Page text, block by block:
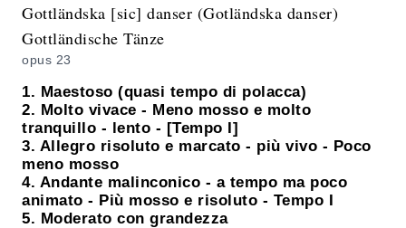
Gottländska [sic] danser (Gotländska danser)
Gottländische Tänze
opus 23
1. Maestoso (quasi tempo di polacca)
2. Molto vivace - Meno mosso e molto
tranquillo - lento - [Tempo I]
3. Allegro risoluto e marcato - più vivo - Poco
meno mosso
4. Andante malinconico - a tempo ma poco
animato - Più mosso e risoluto - Tempo I
5. Moderato con grandezza